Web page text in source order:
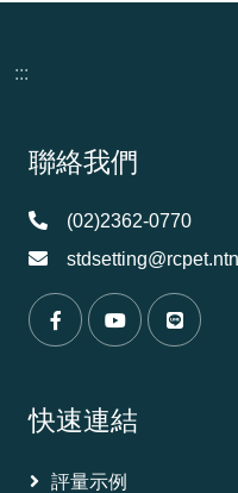
:::
頁尾資訊
聯絡我們
(02)2362-0770
（另開新視窗）
（另開新視窗）
（另開
快速連結
評量示例